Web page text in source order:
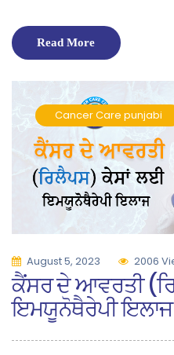
Read More
Cancer Care punjabi
August 5, 2023 2006
ਕੈਂਸਰ ਦੇ ਆਵਰਤੀ
ਇਮਯੂਨੋਥੈਰੇਪੀ ਇਲਾਜ